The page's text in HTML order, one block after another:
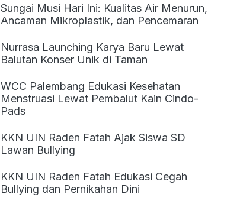
Sungai Musi Hari Ini: Kualitas Air Menurun,
Ancaman Mikroplastik, dan Pencemaran
Nurrasa Launching Karya Baru Lewat
Balutan Konser Unik di Taman
WCC Palembang Edukasi Kesehatan
Menstruasi Lewat Pembalut Kain Cindo-
Pads
KKN UIN Raden Fatah Ajak Siswa SD
Lawan Bullying
KKN UIN Raden Fatah Edukasi Cegah
Bullying dan Pernikahan Dini